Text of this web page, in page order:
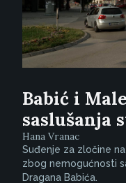
Babić i
saslušanja
Hana Vranac
Suđenje za zločine
zbog nemogućnosti
Dragana Babića.